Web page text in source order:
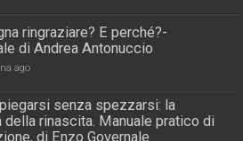
ringraziare? E perché?-
di Andrea Antonuccio
ago
piegarsi senza spezzarsi: la
della rinascita. Manuale pratico di
di Enzo Governale